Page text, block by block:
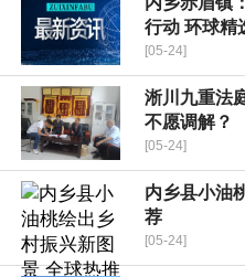
行动 环球精
[05-24]
淅川九重法
不愿调解？
[05-24]
内乡县小油
荐
[05-24]